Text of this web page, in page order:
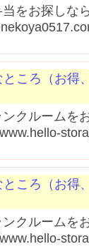
をお探しな
ところ（お得
クルームを
ところ（お得
クルームを